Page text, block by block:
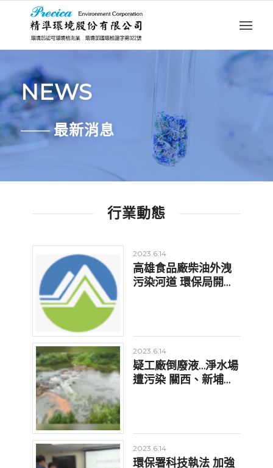
NEWS
—— 最新消息
行業動態
2023.6.14
高雄食品廠柴油外洩
污染河道 環保局開罰
2023.6.14
疑工廠倒廢液…淨水場
遭污染 關西、新埔
2023.6.14
環保署科技執法 加強